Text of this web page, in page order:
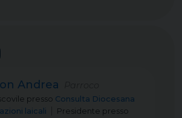
Andrea
presso Consulta Diocesana
laicali
Presidente presso